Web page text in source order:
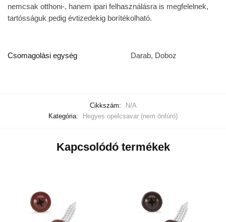
nemcsak otthoni-, hanem ipari felhasználásra is megfelelnek,
tartósságuk pedig évtizedekig borítékolható.
Csomagolási egység Darab, Doboz
Cikkszám:
N/A
Kategória:
Hegyes opelcsavar (nem önfúró)
Kapcsolódó termékek